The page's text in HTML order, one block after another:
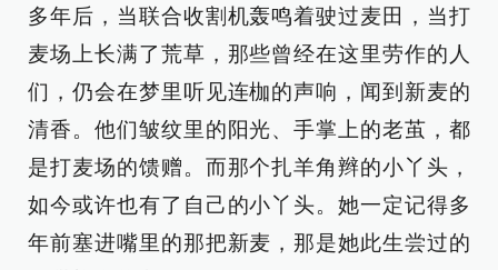
多年后，当联合收割机轰鸣着驶过麦田，当打
麦场上长满了荒草，那些曾经在这里劳作的人
们，仍会在梦里听见连枷的声响，闻到新麦的
清香。他们皱纹里的阳光、手掌上的老茧，都
是打麦场的馈赠。而那个扎羊角辫的小丫头，
如今或许也有了自己的小丫头。她一定记得多
年前塞进嘴里的那把新麦，那是她此生尝过的